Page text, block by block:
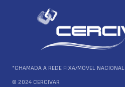
*CHAMADA A REDE FIXA/MÓVEL NACIONAL
© 2024 CERCIVAR